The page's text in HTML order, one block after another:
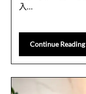
入…
Continue Reading